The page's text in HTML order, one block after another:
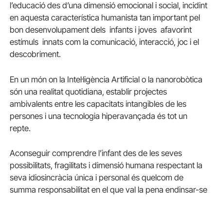
l’educació des d’una dimensió emocional i social, incidint
en aquesta característica humanista tan important pel
bon desenvolupament dels infants i joves afavorint
estímuls innats com la comunicació, interacció, joc i el
descobriment.
En un món on la Intel·ligència Artificial o la nanorobòtica
són una realitat quotidiana, establir projectes
ambivalents entre les capacitats intangibles de les
persones i una tecnologia hiperavançada és tot un
repte.
Aconseguir comprendre l’infant des de les seves
possibilitats, fragilitats i dimensió humana respectant la
seva idiosincràcia única i personal és quelcom de
summa responsabilitat en el que val la pena endinsar-se